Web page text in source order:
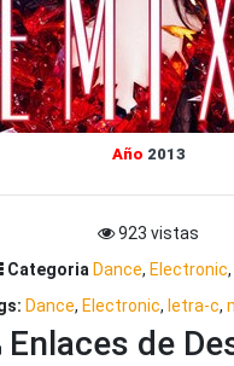
Año 2013
923 vistas
Categoria Dance, Electronic,
Dance, Electronic, letra-c,
Enlaces de